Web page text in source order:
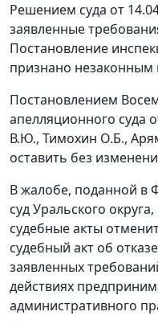
Решением суда от
заявленные
Постановление
признано незаконным
Постановлением
апелляционного суда
В.Ю., Тимохин О.Б.,
оставить без
В жалобе, поданной в
суд Уральского
судебные акты
судебный акт об
заявленных
действиях
административного